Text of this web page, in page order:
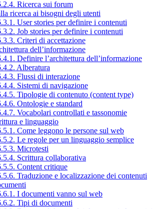
Ricerca sui forum
ricerca ai bisogni degli utenti
User stories per definire i contenuti
Job stories per definire i contenuti
Criteri di accettazione
dell’informazione
Definire l’architettura dell’informazione
Alberatura
Flussi di interazione
Sistemi di navigazione
Tipologie di contenuto (content type)
Ontologie e standard
Vocabolari controllati e tassonomie
e linguaggio
Come leggono le persone sul web
Le regole per un linguaggio semplice
Microtesti
Scrittura collaborativa
Content critique
Traduzione e localizzazione dei contenuti
I documenti vanno sul web
Tipi di documenti